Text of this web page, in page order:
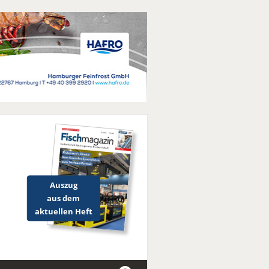
Auszug
aus dem
aktuellen Heft